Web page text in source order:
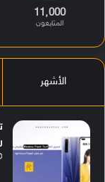
11٬000
المتابعون
الأشهر